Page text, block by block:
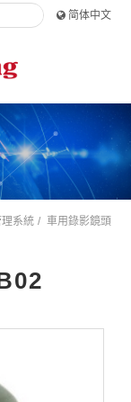
简体中文
系統 車用錄影鏡頭